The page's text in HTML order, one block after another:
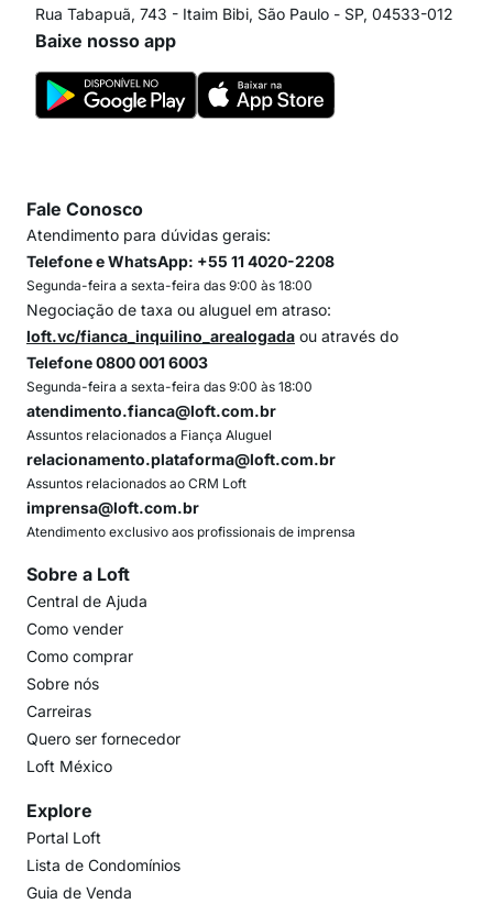
Rua Tabapuã, 743 - Itaim Bibi, São Paulo - SP, 04533-012
Baixe nosso app
Fale Conosco
Atendimento para dúvidas gerais:
Telefone e WhatsApp: +55 11 4020-2208
Segunda-feira a sexta-feira das 9:00 às 18:00
Negociação de taxa ou aluguel em atraso:
loft.vc/fianca_inquilino_arealogada ou através do
Telefone 0800 001 6003
Segunda-feira a sexta-feira das 9:00 às 18:00
atendimento.fianca@loft.com.br
Assuntos relacionados a Fiança Aluguel
relacionamento.plataforma@loft.com.br
Assuntos relacionados ao CRM Loft
imprensa@loft.com.br
Atendimento exclusivo aos profissionais de imprensa
Sobre a Loft
Central de Ajuda
Como vender
Como comprar
Sobre nós
Carreiras
Quero ser fornecedor
Loft México
Explore
Portal Loft
Lista de Condomínios
Guia de Venda